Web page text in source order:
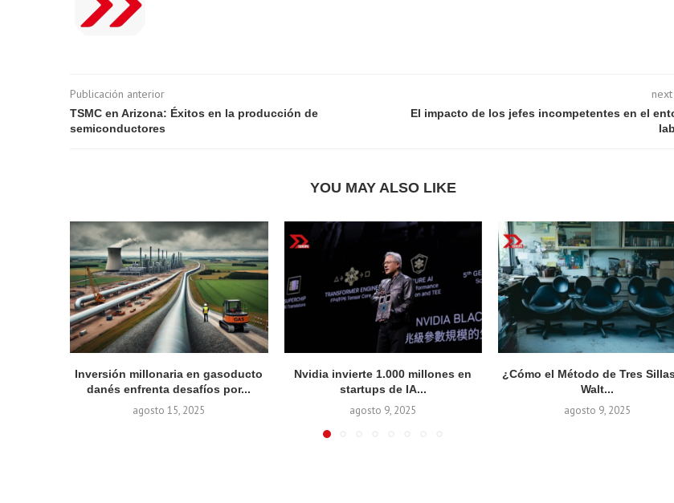
Publicación anterior
TSMC en Arizona: Éxitos en la producción de
semiconductores
El impacto de los jefes incompetentes en el
YOU MAY ALSO LIKE
Inversión millonaria en gasoducto
danés enfrenta desafíos por...
agosto 15, 2025
Nvidia invierte 1.000 millones en
startups de IA...
agosto 9, 2025
¿Cómo el Método de Tres
Walt...
agosto 9, 2025